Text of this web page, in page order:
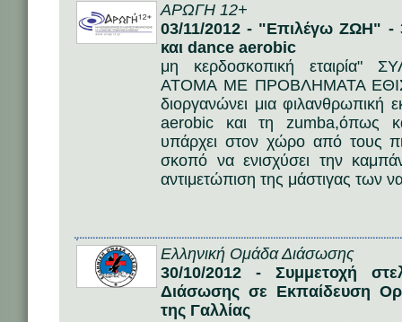
ΑΡΩΓΗ 12+
03/11/2012 - "Επιλέγω ΖΩΗ" -
και dance aerobic
μη κερδοσκοπική
ΑΤΟΜΑ ΜΕ ΠΡΟΒΛΗΜΑΤΑ
διοργανώνει μια
aerobic και τη zumba,όπως
υπάρχει στον χώρο από τους
σκοπό να ενισχύσει την
αντιμετώπιση της μάστιγας των
Ελληνική Ομάδα Διάσωσης
30/10/2012 - Συμμετοχή
Διάσωσης σε Εκπαίδευση
της Γαλλίας